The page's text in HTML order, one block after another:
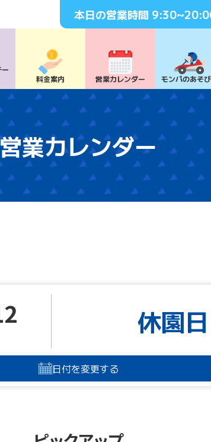
本日の営業時間
料⾦案内 営業カレンダー モンパのあそ
営業カレンダー
休園日
日付を変更する